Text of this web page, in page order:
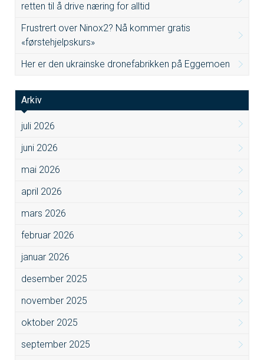
retten til å drive næring for alltid
Frustrert over Ninox2? Nå kommer gratis
«førstehjelpskurs»
Her er den ukrainske dronefabrikken på Eggemoen
Arkiv
juli 2026
juni 2026
mai 2026
april 2026
mars 2026
februar 2026
januar 2026
desember 2025
november 2025
oktober 2025
september 2025